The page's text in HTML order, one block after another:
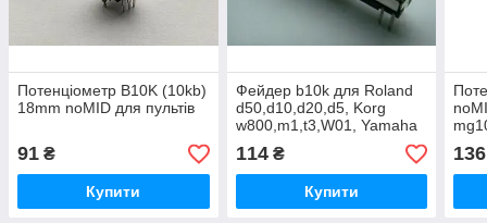
Потенціометр B10K (10kb)
18mm noMID для пультів
91 ₴
Купити
Фейдер b10k для Roland
d50,d10,d20,d5, Korg
w800,m1,t3,W01, Yamaha
dx7,dx11
114₴
Купити
136